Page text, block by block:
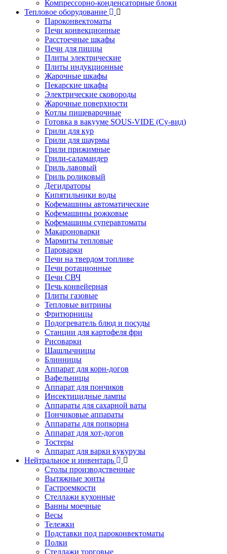
Компрессорно-конденсаторные блоки
Тепловое оборудование
Пароконвектоматы
Печи конвекционные
Расстоечные шкафы
Печи для пиццы
Плиты электрические
Плиты индукционные
Жарочные шкафы
Пекарские шкафы
Электрические сковороды
Жарочные поверхности
Котлы пищеварочные
Готовка в вакууме SOUS-VIDE (Су-вид)
Грили для кур
Грили для шаурмы
Грили прижимные
Грили-саламандер
Гриль лавовый
Гриль роликовый
Дегидраторы
Кипятильники воды
Кофемашины автоматические
Кофемашины рожковые
Кофемашины суперавтоматы
Макароноварки
Мармиты тепловые
Пароварки
Печи на твердом топливе
Печи ротационные
Печи СВЧ
Печь конвейерная
Плиты газовые
Тепловые витрины
Фритюрницы
Подогреватель блюд и посуды
Станции для картофеля фри
Рисоварки
Шашлычницы
Блинницы
Аппарат для корн-догов
Вафельницы
Аппарат для пончиков
Инсектицидные лампы
Аппараты для сахарной ваты
Пончиковые аппараты
Аппараты для попкорна
Аппарат для хот-догов
Тостеры
Аппарат для варки кукурузы
Нейтральное и инвентарь
Столы производственные
Вытяжные зонты
Гастроемкости
Стеллажи кухонные
Ванны моечные
Весы
Тележки
Подставки под пароконвектоматы
Полки
Стеллажи торговые